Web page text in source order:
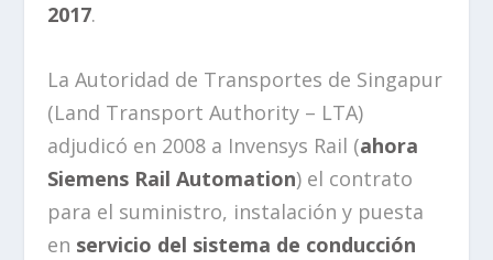
2017.
La Autoridad de Transportes de Singapur
(Land Transport Authority – LTA)
adjudicó en 2008 a Invensys Rail (ahora
Siemens Rail Automation) el contrato
para el suministro, instalación y puesta
en servicio del sistema de conducción